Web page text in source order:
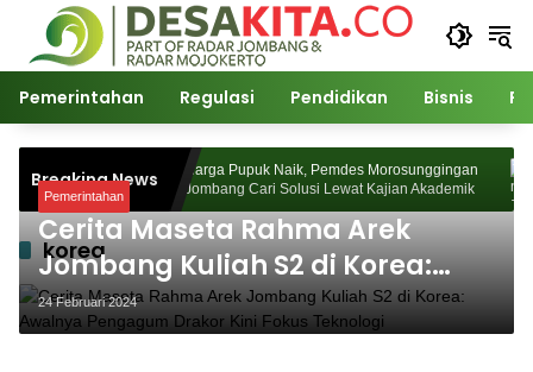
Langsung
konten
Pemerintahan Regulasi Pendidikan Bisnis
Breaking News
Padati
Harga Pupuk Naik, Pemdes Morosunggingan
Jombang Cari Solusi Lewat Kajian Akademik
korea
Pemerintahan
Cerita Maseta Rahma Arek
Jombang Kuliah S2 di Korea:
Awalnya Pengagum Drakor Kini
Fokus Teknologi
24 Februari 2024